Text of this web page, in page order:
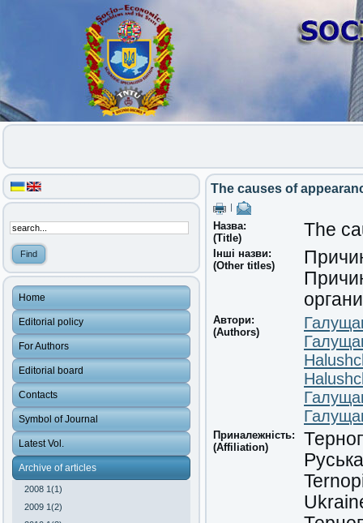
Home
Editorial policy
For Authors
Editorial board
Contacts
Symbol of Journal
Latest Vol.
Archive of articles
2008 1(1)
2009 1(2)
The causes of
Назва:
(Title)
The
Інші назви:
(Other titles)
Автори:
(Authors)
Приналежність:
(Affiliation)